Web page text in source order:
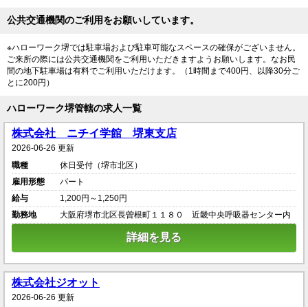
公共交通機関のご利用をお願いしています。
※ハローワーク堺では駐車場および駐車可能なスペースの確保がございません。
ご来所の際には公共交通機関をご利用いただきますようお願いします。なお民
間の地下駐車場は有料でご利用いただけます。（1時間まで400円、以降30分ご
とに200円）
ハローワーク堺管轄の求人一覧
株式会社 ニチイ学館 堺東支店
2026-06-26 更新
職種
休日受付（堺市北区）
雇用形態
パート
給与
1,200円～1,250円
勤務地
大阪府堺市北区長曽根町１１８０ 近畿中央呼吸器センター内
詳細を見る
株式会社ジオット
2026-06-26 更新